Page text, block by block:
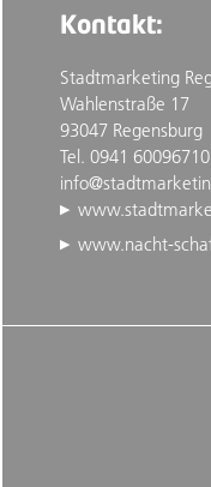
Kontakt:
Stadtmarketing
Wahlenstraße 17
93047 Regensburg
Tel. 0941 60096710
www.nacht-